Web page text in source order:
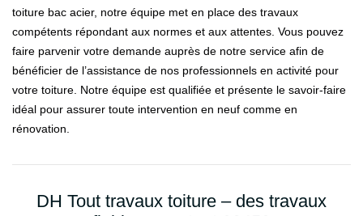
toiture bac acier, notre équipe met en place des travaux
compétents répondant aux normes et aux attentes. Vous pouvez
faire parvenir votre demande auprès de notre service afin de
bénéficier de l’assistance de nos professionnels en activité pour
votre toiture. Notre équipe est qualifiée et présente le savoir-faire
idéal pour assurer toute intervention en neuf comme en
rénovation.
DH Tout travaux toiture – des travaux